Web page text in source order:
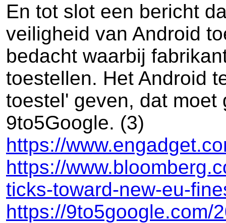
En tot slot een bericht
veiligheid van Android
bedacht waarbij
toestellen. Het Android
toestel' geven, dat
9to5Google. (3)
https://
https://
ticks-toward-new-eu-
https://9to5google.com/